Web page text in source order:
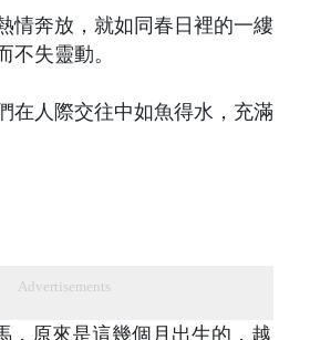
情奔放，就如同春日裡的一縷
不失靈動。
在人際交往中如魚得水，充滿
Advertisements